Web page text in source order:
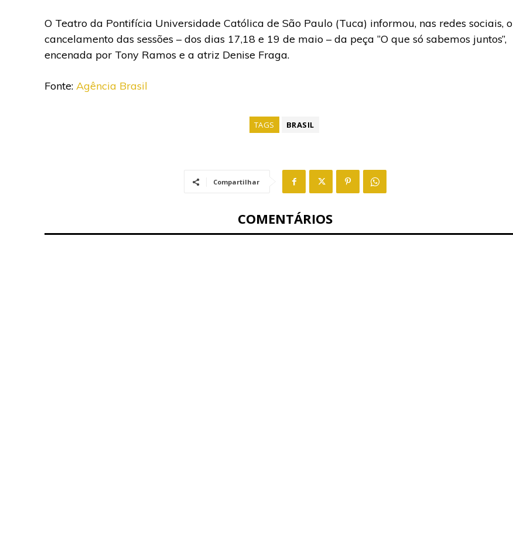
O Teatro da Pontifícia Universidade Católica de São Paulo (Tuca) informou, nas redes sociais, o
cancelamento das sessões – dos dias 17,18 e 19 de maio – da peça “O que só sabemos juntos”,
encenada por Tony Ramos e a atriz Denise Fraga.
Fonte: Agência Brasil
TAGS BRASIL
Compartilhar
COMENTÁRIOS